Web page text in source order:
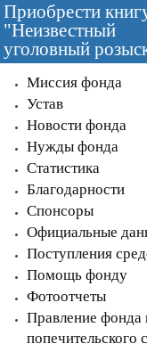
Приобрести
"Неизвестный
уголовный
Миссия фонда
Устав
Новости фонда
Нужды фонда
Статистика
Благодарности
Спонсоры
Официальные
Поступления
Помощь фонду
Фотоотчеты
Правление фонда
попечительского